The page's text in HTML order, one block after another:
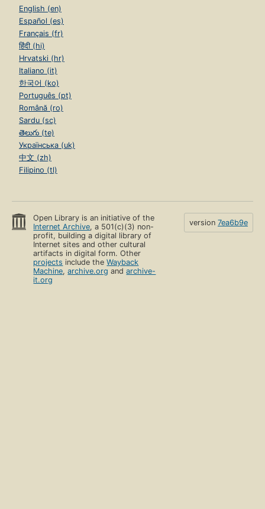
English (en)
Español (es)
Français (fr)
हिंदी (hi)
Hrvatski (hr)
Italiano (it)
한국어 (ko)
Português (pt)
Română (ro)
Sardu (sc)
తెలుగు (te)
Українська (uk)
中文 (zh)
Filipino (tl)
Open Library is an initiative of the
Internet Archive, a 501(c)(3) non-
profit, building a digital library of
Internet sites and other cultural
artifacts in digital form. Other
projects include theWayback
Machine,archive.org andarchive-
it.org
version 7ea6b9e